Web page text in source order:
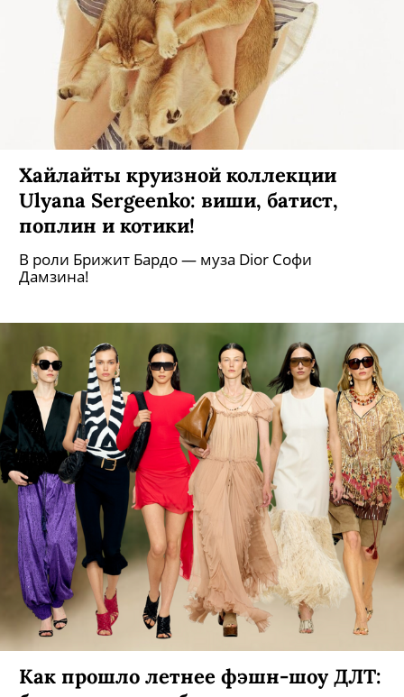
Хайлайты круизной коллекции
Ulyana Sergeenko: виши, батист,
поплин и котики!
В роли Брижит Бардо — муза Dior Софи
Дамзина!
Как прошло летнее фэшн-шоу ДЛТ: